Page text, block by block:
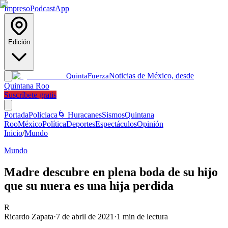
ImpresoPodcastApp
Edición
QuintaFuerzaNoticias de México, desde
Quintana Roo
Suscríbete gratis
PortadaPoliciaca 🌀 HuracanesSismosQuintana
RooMéxicoPolíticaDeportesEspectáculosOpinión
Inicio/Mundo
Mundo
Madre descubre en plena boda de su hijo
que su nuera es una hija perdida
R
Ricardo Zapata·7 de abril de 2021 ·1 min de lectura